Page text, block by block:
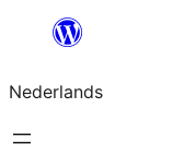
de
inhoud
Nederlands